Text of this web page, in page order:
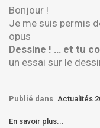
Bonjour !
Je me suis permis
opus
Dessine ! … et tu
un essai sur le
Publié dans Actualités
En savoir plus...